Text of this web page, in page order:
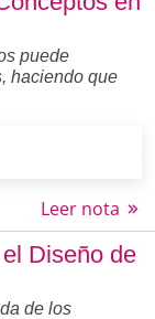
puede
haciendo que
Leer nota
Diseño de
de los